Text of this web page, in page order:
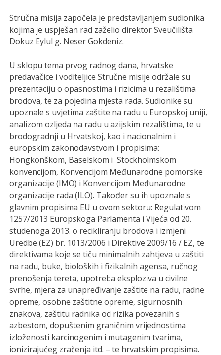
Stručna misija započela je predstavljanjem sudionika
kojima je uspješan rad zaželio direktor Sveučilišta
Dokuz Eylul g. Neser Gokdeniz.
U sklopu tema prvog radnog dana, hrvatske
predavačice i voditeljice Stručne misije održale su
prezentaciju o opasnostima i rizicima u rezalištima
brodova, te za pojedina mjesta rada. Sudionike su
upoznale s uvjetima zaštite na radu u Europskoj uniji,
analizom ozljeda na radu u azijskim rezalištima, te u
brodogradnji u Hrvatskoj, kao i nacionalnim i
europskim zakonodavstvom i propisima:
Hongkonškom, Baselskom i Stockholmskom
konvencijom, Konvencijom Međunarodne pomorske
organizacije (IMO) i Konvencijom Međunarodne
organizacije rada (ILO). Također su ih upoznale s
glavnim propisima EU u ovom sektoru: Regulativom
1257/2013 Europskoga Parlamenta i Vijeća od 20.
studenoga 2013. o recikliranju brodova i izmjeni
Uredbe (EZ) br. 1013/2006 i Direktive 2009/16 / EZ, te
direktivama koje se tiču minimalnih zahtjeva u zaštiti
na radu, buke, bioloških i fizikalnih agensa, ručnog
prenošenja tereta, upotreba eksploziva u civilne
svrhe, mjera za unapređivanje zaštite na radu, radne
opreme, osobne zaštitne opreme, sigurnosnih
znakova, zaštitu radnika od rizika povezanih s
azbestom, dopuštenim graničnim vrijednostima
izloženosti karcinogenim i mutagenim tvarima,
ionizirajućeg zračenja itd. – te hrvatskim propisima.